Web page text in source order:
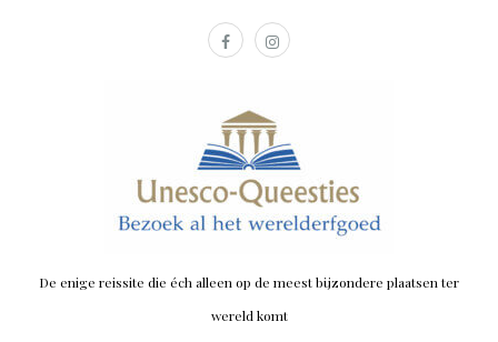
De enige reissite die éch alleen op de meest bijzondere plaatsen ter
wereld komt